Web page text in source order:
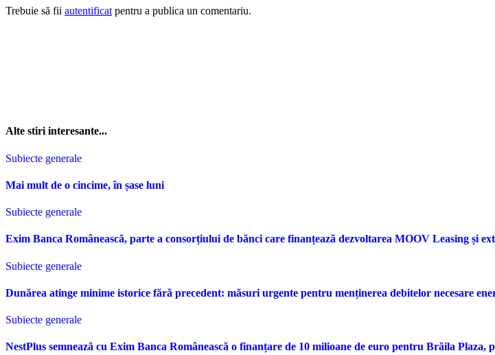
Trebuie să fii autentificat pentru a publica un comentariu.
Alte stiri interesante...
Subiecte generale
Mai mult de o cincime, în șase luni
Subiecte generale
Exim Banca Românească, parte a consorțiului de bănci care finanțează dezvoltarea MOOV Leasing și
Subiecte generale
Dunărea atinge minime istorice fără precedent: măsuri urgente pentru menținerea debitelor necesare
Subiecte generale
NestPlus semnează cu Exim Banca Românească o finanțare de 10 milioane de euro pentru Brăila